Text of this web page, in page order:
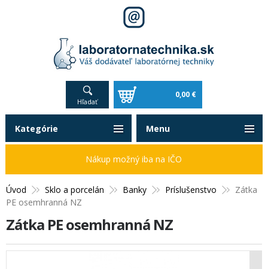
Hľadať
0,00 €
Úvod Sklo a porcelán Banky Príslušenstvo
Zátka
PE osemhranná NZ
Zátka PE osemhranná NZ
Kategórie
Nákup možný iba na IČO
Menu